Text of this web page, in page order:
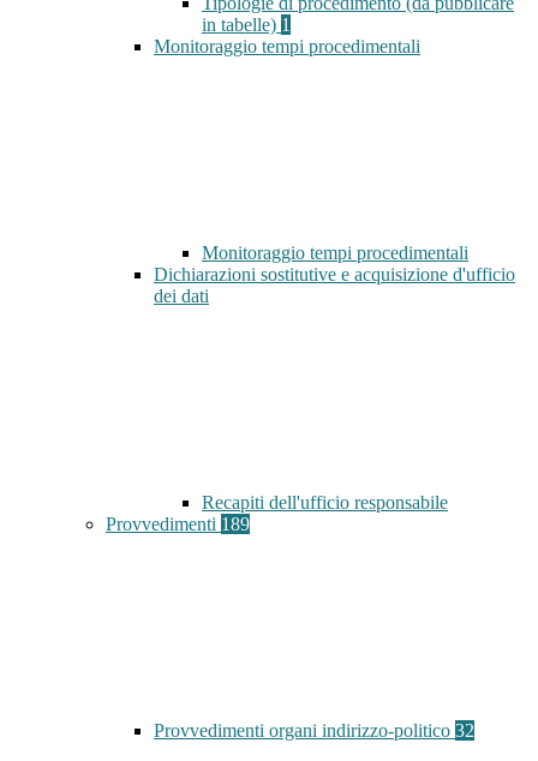
in tabelle) 1
Monitoraggio tempi procedimentali
Monitoraggio tempi procedimentali
Dichiarazioni sostitutive e acquisizione d'ufficio
dei dati
Recapiti dell'ufficio responsabile
Provvedimenti 189
Provvedimenti organi indirizzo-politico 32